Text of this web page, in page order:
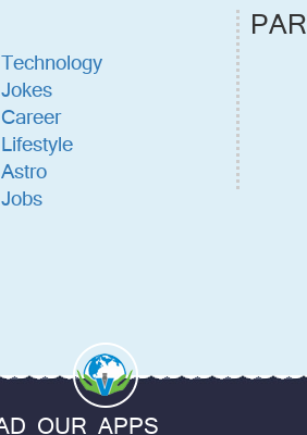
Technology
Jokes
Career
Lifestyle
Astro
Jobs
OUR APPS